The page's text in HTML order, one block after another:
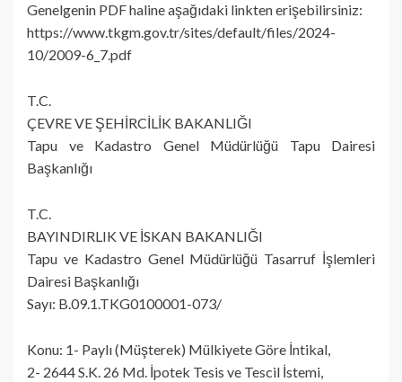
Genelgenin PDF haline aşağıdaki linkten erişebilirsiniz:
https://www.tkgm.gov.tr/sites/default/files/2024-
10/2009-6_7.pdf
T.C.
ÇEVRE VE ŞEHİRCİLİK BAKANLIĞI
Tapu ve Kadastro Genel Müdürlüğü Tapu Dairesi
Başkanlığı
T.C.
BAYINDIRLIK VE İSKAN BAKANLIĞI
Tapu ve Kadastro Genel Müdürlüğü Tasarruf İşlemleri
Dairesi Başkanlığı
Sayı: B.09.1.TKG0100001-073/
Konu: 1- Paylı (Müşterek) Mülkiyete Göre İntikal,
2- 2644 S.K. 26 Md. İpotek Tesis ve Tescil İstemi,